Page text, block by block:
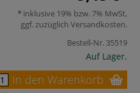
inklusive 19% bzw. 7% MwSt,
ggf. zuzüglich Versandkosten.
Bestell-Nr. 35519
Auf Lager.
In den Warenkorb